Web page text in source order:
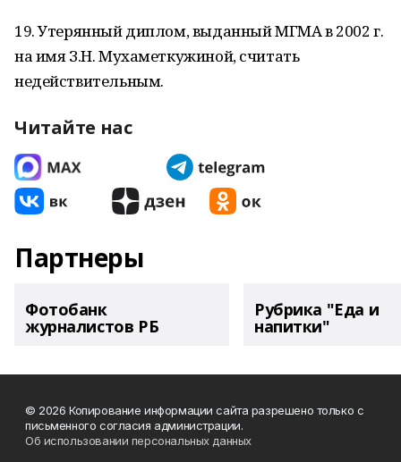
19. Утерянный диплом, выданный МГМА в 2002 г.
на имя З.Н. Мухаметкужиной, считать
недействительным.
Читайте нас
Партнеры
Фотобанк
журналистов РБ
Рубрика "Еда и
напитки"
© 2026 Копирование информации сайта разрешено только с
письменного согласия администрации.
Об использовании персональных данных